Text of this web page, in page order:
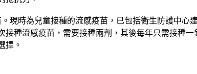
現時為兒童接種的流感疫苗，已包括衛生防護中
接種流感疫苗，需要接種兩劑，其後每年只需接種
擇。